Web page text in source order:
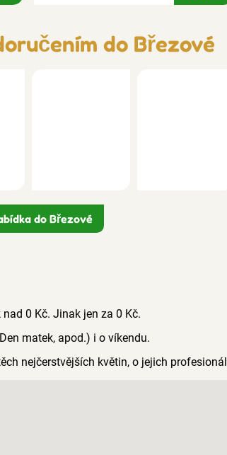
do Březové
do Březové
nad 0 Kč. Jinak jen za 0 Kč.
matek, apod.) i o víkendu.
nejčerstvějších květin, o jejich